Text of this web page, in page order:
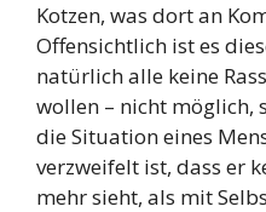
Kotzen, was dort an
Offensichtlich ist es
natürlich alle keine
wollen – nicht möglich,
die Situation eines
verzweifelt ist, dass er
mehr sieht, als mit